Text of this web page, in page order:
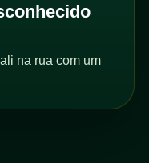
na rua com um